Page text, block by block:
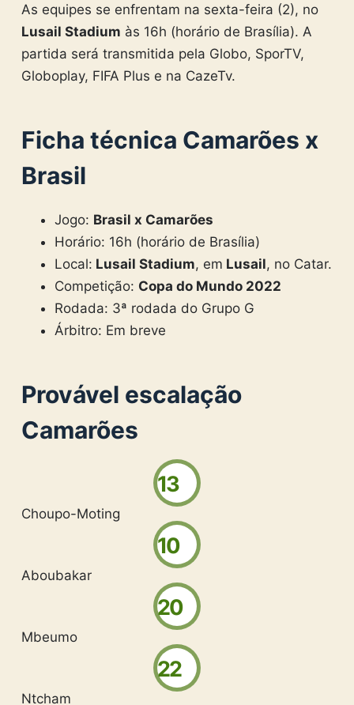
As equipes se enfrentam na sexta-feira (2), no
Lusail Stadium às 16h (horário de Brasília). A
partida será transmitida pela Globo, SporTV,
Globoplay, FIFA Plus e na CazeTv.
Ficha técnica Camarões x
Brasil
Jogo: Brasil x Camarões
Horário: 16h (horário de Brasília)
Local: Lusail Stadium, em Lusail, no Catar.
Competição: Copa do Mundo 2022
Rodada: 3ª rodada do Grupo G
Árbitro: Em breve
Provável escalação
Camarões
13
Choupo-Moting
10
Aboubakar
20
Mbeumo
22
Ntcham